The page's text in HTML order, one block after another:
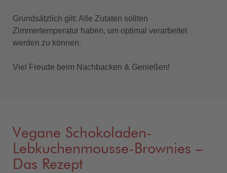
Grundsätzlich gilt: Alle Zutaten sollten
Zimmertemperatur haben, um optimal verarbeitet
werden zu können.
Viel Freude beim Nachbacken & Genießen!
Vegane Schokoladen-
Lebkuchenmousse-Brownies –
Das Rezept